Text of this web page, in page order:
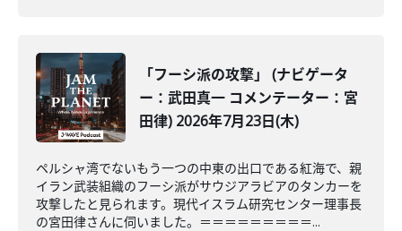
「フーシ派の攻撃」 (ナビゲータ
ー：武田真一 コメンテーター：宮
田律) 2026年7月23日(木)
ペルシャ湾でないもう一つの中東の出口である紅海で、親
イラン武装組織のフーシ派がサウジアラビアのタンカーを
攻撃したと見られます。現代イスラム研究センター理事長
の宮田律さんに伺いました。＝＝＝＝＝＝＝＝＝...